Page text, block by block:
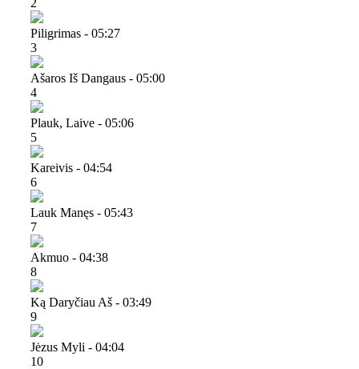
Piligrimas - 05:27
3
Ašaros Iš Dangaus - 05:00
4
Plauk, Laive - 05:06
5
Kareivis - 04:54
6
Lauk Manęs - 05:43
7
Akmuo - 04:38
8
Ką Daryčiau Aš - 03:49
9
Jėzus Myli - 04:04
10